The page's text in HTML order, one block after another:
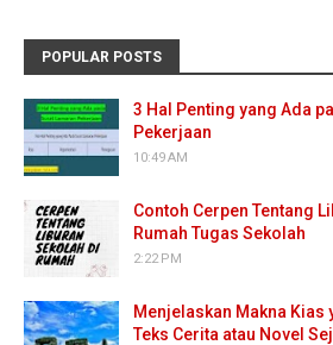
POPULAR POSTS
3 Hal Penting yang Ada
Pekerjaan
10:49 AM
Contoh Cerpen Tentang
Rumah Tugas Sekolah
2:22 PM
Menjelaskan Makna Kias
Teks Cerita atau Novel